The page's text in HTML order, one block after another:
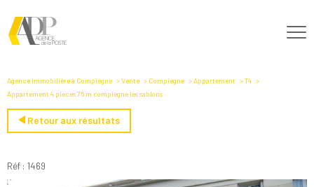
Agence immobilière à Compiègne Vente Compiegne Appartement
T4
Appartement 4 pieces 76 m compiegne les sablons
Retour aux résultats
Réf : 1469